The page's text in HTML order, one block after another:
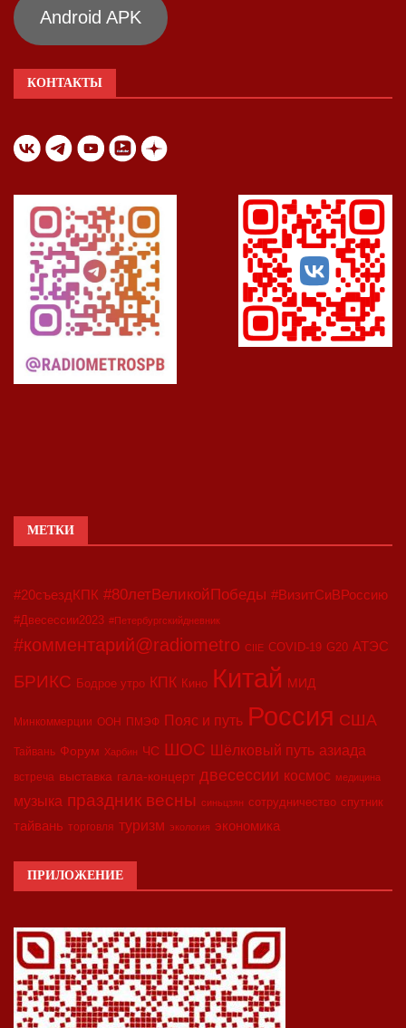
Android APK
КОНТАКТЫ
МЕТКИ
#20съездКПК #80летВеликойПобеды #ВизитСиВРоссию
#Двесессии2023 #Петербургскийдневник
#комментарий@radiometro CIIE COVID-19 G20 АТЭС
БРИКС Бодрое утро КПК Кино Китай МИД
Минкоммерции ООН ПМЭФ Пояс и путь Россия США
Тайвань Форум Харбин ЧС ШОС Шёлковый путь азиада
встреча выставка гала-концерт двесессии космос медицина
музыка праздник весны синьцзян сотрудничество спутник
тайвань торговля туризм экология экономика
ПРИЛОЖЕНИЕ